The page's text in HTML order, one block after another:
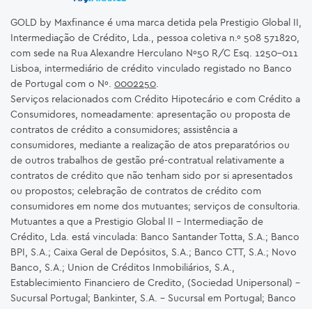
GOLD by Maxfinance é uma marca detida pela Prestigio Global II,
Intermediação de Crédito, Lda., pessoa coletiva n.º 508 571820,
com sede na Rua Alexandre Herculano Nº50 R/C Esq. 1250-011
Lisboa, intermediário de crédito vinculado registado no Banco
de Portugal com o Nº. 0002250.
Serviços relacionados com Crédito Hipotecário e com Crédito a
Consumidores, nomeadamente: apresentação ou proposta de
contratos de crédito a consumidores; assistência a
consumidores, mediante a realização de atos preparatórios ou
de outros trabalhos de gestão pré-contratual relativamente a
contratos de crédito que não tenham sido por si apresentados
ou propostos; celebração de contratos de crédito com
consumidores em nome dos mutuantes; serviços de consultoria.
Mutuantes a que a Prestigio Global II – Intermediação de
Crédito, Lda. está vinculada: Banco Santander Totta, S.A.; Banco
BPI, S.A.; Caixa Geral de Depósitos, S.A.; Banco CTT, S.A.; Novo
Banco, S.A.; Union de Créditos Inmobiliários, S.A.,
Establecimiento Financiero de Credito, (Sociedad Unipersonal) -
Sucursal Portugal; Bankinter, S.A. – Sucursal em Portugal; Banco